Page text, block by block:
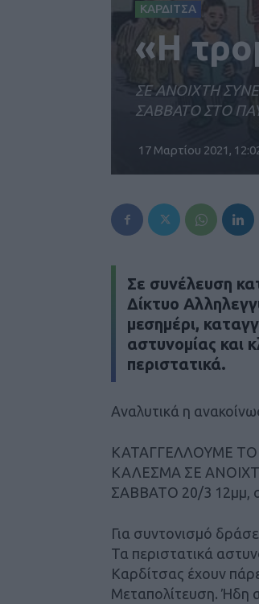
ΚΑΡΔΙΤΣΑ
«Η
ΣΕ ΑΝΟΙΧΤΗ
ΣΑΒΒΑΤΟ ΣΤΟ
17 Μαρτίου 2021,
Σε συνέλευση
Δίκτυο
μεσημέρι,
αστυνομίας και
περιστατικά.
Αναλυτικά η
ΚΑΤΑΓΓΕΛΛΟΥΜΕ
ΚΑΛΕΣΜΑ ΣΕ ΑΝΟΙΧΤΗ
ΣΑΒΒΑΤΟ 20/3 12μμ,
Για συντονισμό
Τα περιστατικά
Καρδίτσας έχουν
Μεταπολίτευση. Ήδη